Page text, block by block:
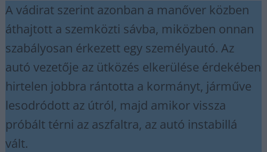
A vádirat szerint azonban a manőver közben
áthajtott a szemközti sávba, miközben onnan
szabályosan érkezett egy személyautó. Az
autó vezetője az ütközés elkerülése érdekében
hirtelen jobbra rántotta a kormányt, járműve
lesodródott az útról, majd amikor vissza
próbált térni az aszfaltra, az autó instabillá
vált.